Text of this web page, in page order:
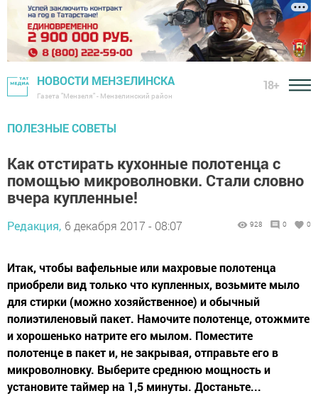
НОВОСТИ МЕНЗЕЛИНСКА
Газета "Мензеля" - Мензелинский район
18+
ПОЛЕЗНЫЕ СОВЕТЫ
Как отстирать кухонные полотенца с
помощью микроволновки. Стали словно
вчера купленные!
Редакция, 6 декабря 2017 - 08:07 928 0 0
Итак, чтобы вафельные или махровые полотенца
приобрели вид только что купленных, возьмите мыло
для стирки (можно хозяйственное) и обычный
полиэтиленовый пакет. Намочите полотенце, отожмите
и хорошенько натрите его мылом. Поместите
полотенце в пакет и, не закрывая, отправьте его в
микроволновку. Выберите среднюю мощность и
установите таймер на 1,5 минуты. Достаньте...